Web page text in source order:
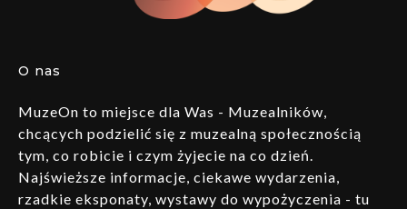
O nas
MuzeOn to miejsce dla Was - Muzealników,
chcących podzielić się z muzealną społecznością
tym, co robicie i czym żyjecie na co dzień.
Najświeższe informacje, ciekawe wydarzenia,
rzadkie eksponaty, wystawy do wypożyczenia - tu